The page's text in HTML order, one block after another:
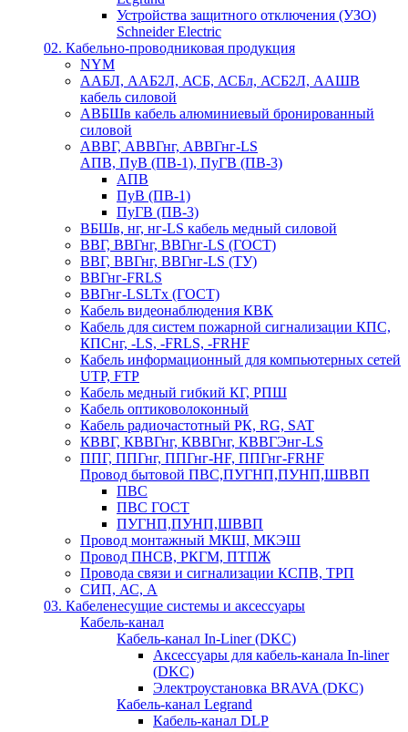
Устройства защитного отключения (УЗО)
Schneider Electric
02. Кабельно-проводниковая продукция
NYM
ААБЛ, ААБ2Л, АСБ, АСБл, АСБ2Л, ААШВ
кабель силовой
АВБШв кабель алюминиевый бронированный
силовой
АВВГ, АВВГнг, АВВГнг-LS
АПВ, ПуВ (ПВ-1), ПуГВ (ПВ-3)
АПВ
ПуВ (ПВ-1)
ПуГВ (ПВ-3)
ВБШв, нг, нг-LS кабель медный силовой
ВВГ, ВВГнг, ВВГнг-LS (ГОСТ)
ВВГ, ВВГнг, ВВГнг-LS (ТУ)
ВВГнг-FRLS
ВВГнг-LSLTx (ГОСТ)
Кабель видеонаблюдения КВК
Кабель для систем пожарной сигнализации КПС,
КПСнг, -LS, -FRLS, -FRHF
Кабель информационный для компьютерных сетей
UTP, FTP
Кабель медный гибкий КГ, РПШ
Кабель оптиковолоконный
Кабель радиочастотный РК, RG, SAT
КВВГ, КВВГнг, КВВГнг, КВВГЭнг-LS
ППГ, ППГнг, ППГнг-HF, ППГнг-FRHF
Провод бытовой ПВС,ПУГНП,ПУНП,ШВВП
ПВС
ПВС ГОСТ
ПУГНП,ПУНП,ШВВП
Провод монтажный МКШ, МКЭШ
Провод ПНСВ, РКГМ, ПТПЖ
Провода связи и сигнализации КСПВ, ТРП
СИП, АС, А
03. Кабеленесущие системы и аксессуары
Кабель-канал
Кабель-канал In-Liner (DKC)
Аксессуары для кабель-канала In-liner
(DKC)
Электроустановка BRAVA (DKC)
Кабель-канал Legrand
Кабель-канал DLP